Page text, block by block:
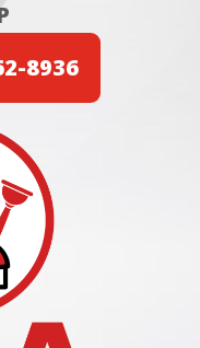
8936